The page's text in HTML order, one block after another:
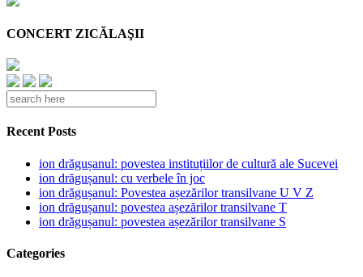
CONCERT ZICĂLAŞII
Recent Posts
ion drăgușanul: povestea instituțiilor de cultură ale Sucevei
ion drăgușanul: cu verbele în joc
ion drăgușanul: Povestea așezărilor transilvane U V Z
ion drăgușanul: povestea așezărilor transilvane T
ion drăgușanul: povestea așezărilor transilvane S
Categories